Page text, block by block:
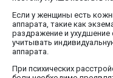
Если у женщины есть
аппарата, такие как
раздражение и ухудшение
учитывать
аппарата.
При психических